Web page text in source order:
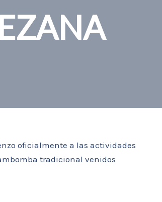
oficialmente a las actividades
tradicional venidos